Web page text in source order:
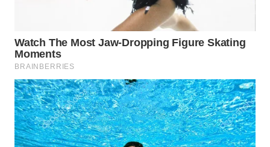
WAHANANEWS
ID
WAHANANEWS
CO ID
WAHANANEWS